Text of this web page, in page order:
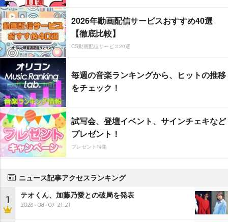
2026年動画配信サービスおすすめ40選
【徹底比較】
CS動画配信サービス20選
毎週の音楽ランキングから、ヒットの推移
をチェック！
試写会、登壇イベント、サインチェキなど
プレゼント！
プレゼント特集
ニュース記事アクセスランキング
1 テオくん、加藤乃愛との破局を発表
2026-08-07 21:21